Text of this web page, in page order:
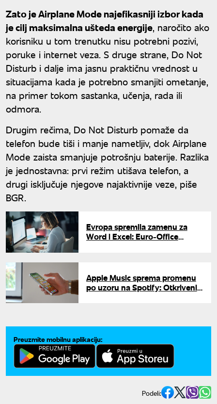
Zato je Airplane Mode najefikasniji izbor kada
je cilj maksimalna ušteda energije, naročito ako
korisniku u tom trenutku nisu potrebni pozivi,
poruke i internet veza. S druge strane, Do Not
Disturb i dalje ima jasnu praktičnu vrednost u
situacijama kada je potrebno smanjiti ometanje,
na primer tokom sastanka, učenja, rada ili
odmora.
Drugim rečima, Do Not Disturb pomaže da
telefon bude tiši i manje nametljiv, dok Airplane
Mode zaista smanjuje potrošnju baterije. Razlika
je jednostavna: prvi režim utišava telefon, a
drugi isključuje njegove najaktivnije veze, piše
BGR.
Evropa spremila zamenu za
Word i Excel: Euro-Office
Apple Music sprema promenu
po uzoru na Spotify: Otkriveni
Preuzmite mobilnu aplikaciju:
Podeli: